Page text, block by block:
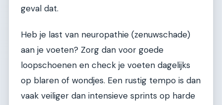
geval dat.
Heb je last van neuropathie (zenuwschade)
aan je voeten? Zorg dan voor goede
loopschoenen en check je voeten dagelijks
op blaren of wondjes. Een rustig tempo is dan
vaak veiliger dan intensieve sprints op harde